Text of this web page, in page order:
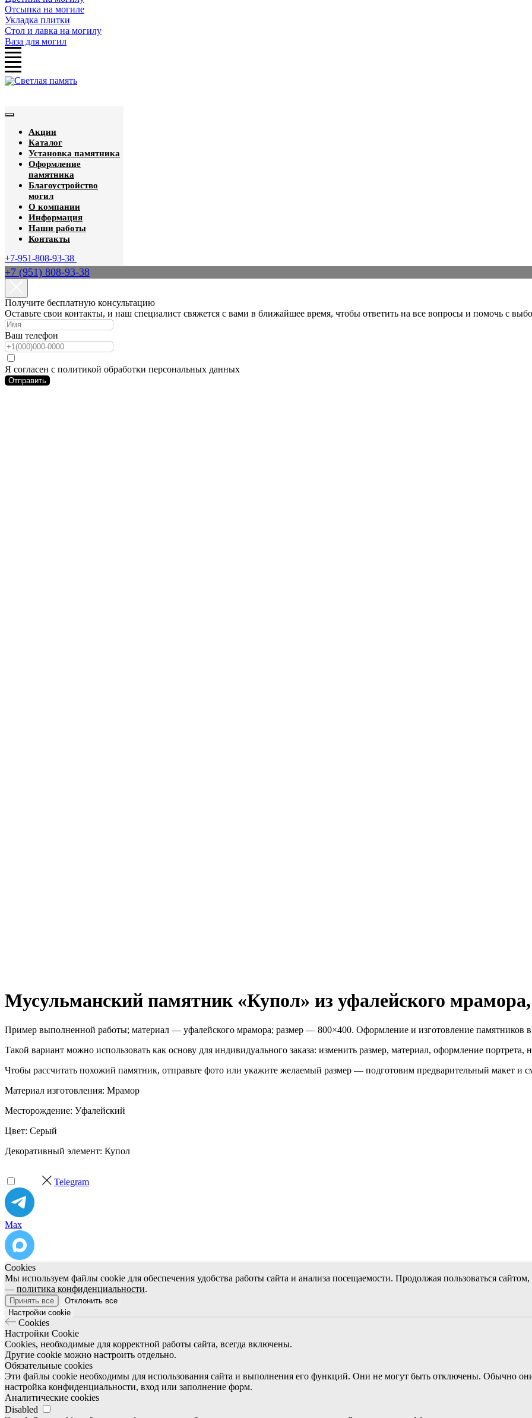
Отсыпка на могиле
Укладка плитки
Стол и лавка на могилу
Ваза для могил
Акции
Каталог
Установка памятника
Оформление
памятника
Благоустройство
могил
О компании
Информация
Наши работы
Контакты
+7-951-808-93-38
+7 (951) 808-93-38
Получите бесплатную консультацию
Оставьте свои контакты, и наш специалист свяжется с вами в ближайшее время, чтобы ответить на все вопросы и помочь с
Ваш телефон
Я согласен с политикой обработки персональных данных
Отправить
Мусульманский памятник «Купол» из уфалейского мрамора,
Пример выполненной работы; материал — уфалейского мрамора; размер — 800×400. Оформление и изготовление памятников в
Такой вариант можно использовать как основу для индивидуального заказа: изменить размер, материал, оформление
Чтобы рассчитать похожий памятник, отправьте фото или укажите желаемый размер — подготовим предварительный макет и
Материал изготовления: Мрамор
Месторождение: Уфалейский
Цвет: Серый
Декоративный элемент: Купол
Telegram
Max
Cookies
Мы используем файлы cookie для обеспечения удобства работы сайта и анализа посещаемости. Продолжая пользоваться
— политика конфиденциальности.
Принять все
Отклонить все
Настройки cookie
Cookies
Настройки Cookie
Cookies, необходимые для корректной работы сайта, всегда включены.
Другие cookie можно настроить отдельно.
Обязательные cookies
Эти файлы cookie необходимы для использования сайта и выполнения его функций. Они не могут быть отключены. Обычно
настройка конфиденциальности, вход или заполнение форм.
Аналитические cookies
Disabled